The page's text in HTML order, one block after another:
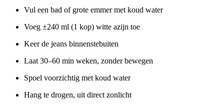
Vul een bad of grote emmer met koud water
Voeg ±240 ml (1 kop) witte azijn toe
Keer de jeans binnenstebuiten
Laat 30–60 min weken, zonder bewegen
Spoel voorzichtig met koud water
Hang te drogen, uit direct zonlicht